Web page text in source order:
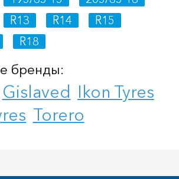
R13 R14
R15
R18
бренды:
Gislaved Ikon Tyres
Torero